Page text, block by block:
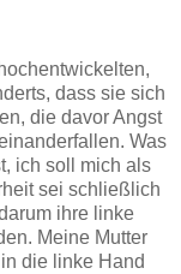
dass sie sich
die davor Angst
Was
ich soll mich als
sei schließlich
ihre linke
Meine Mutter
die linke Hand